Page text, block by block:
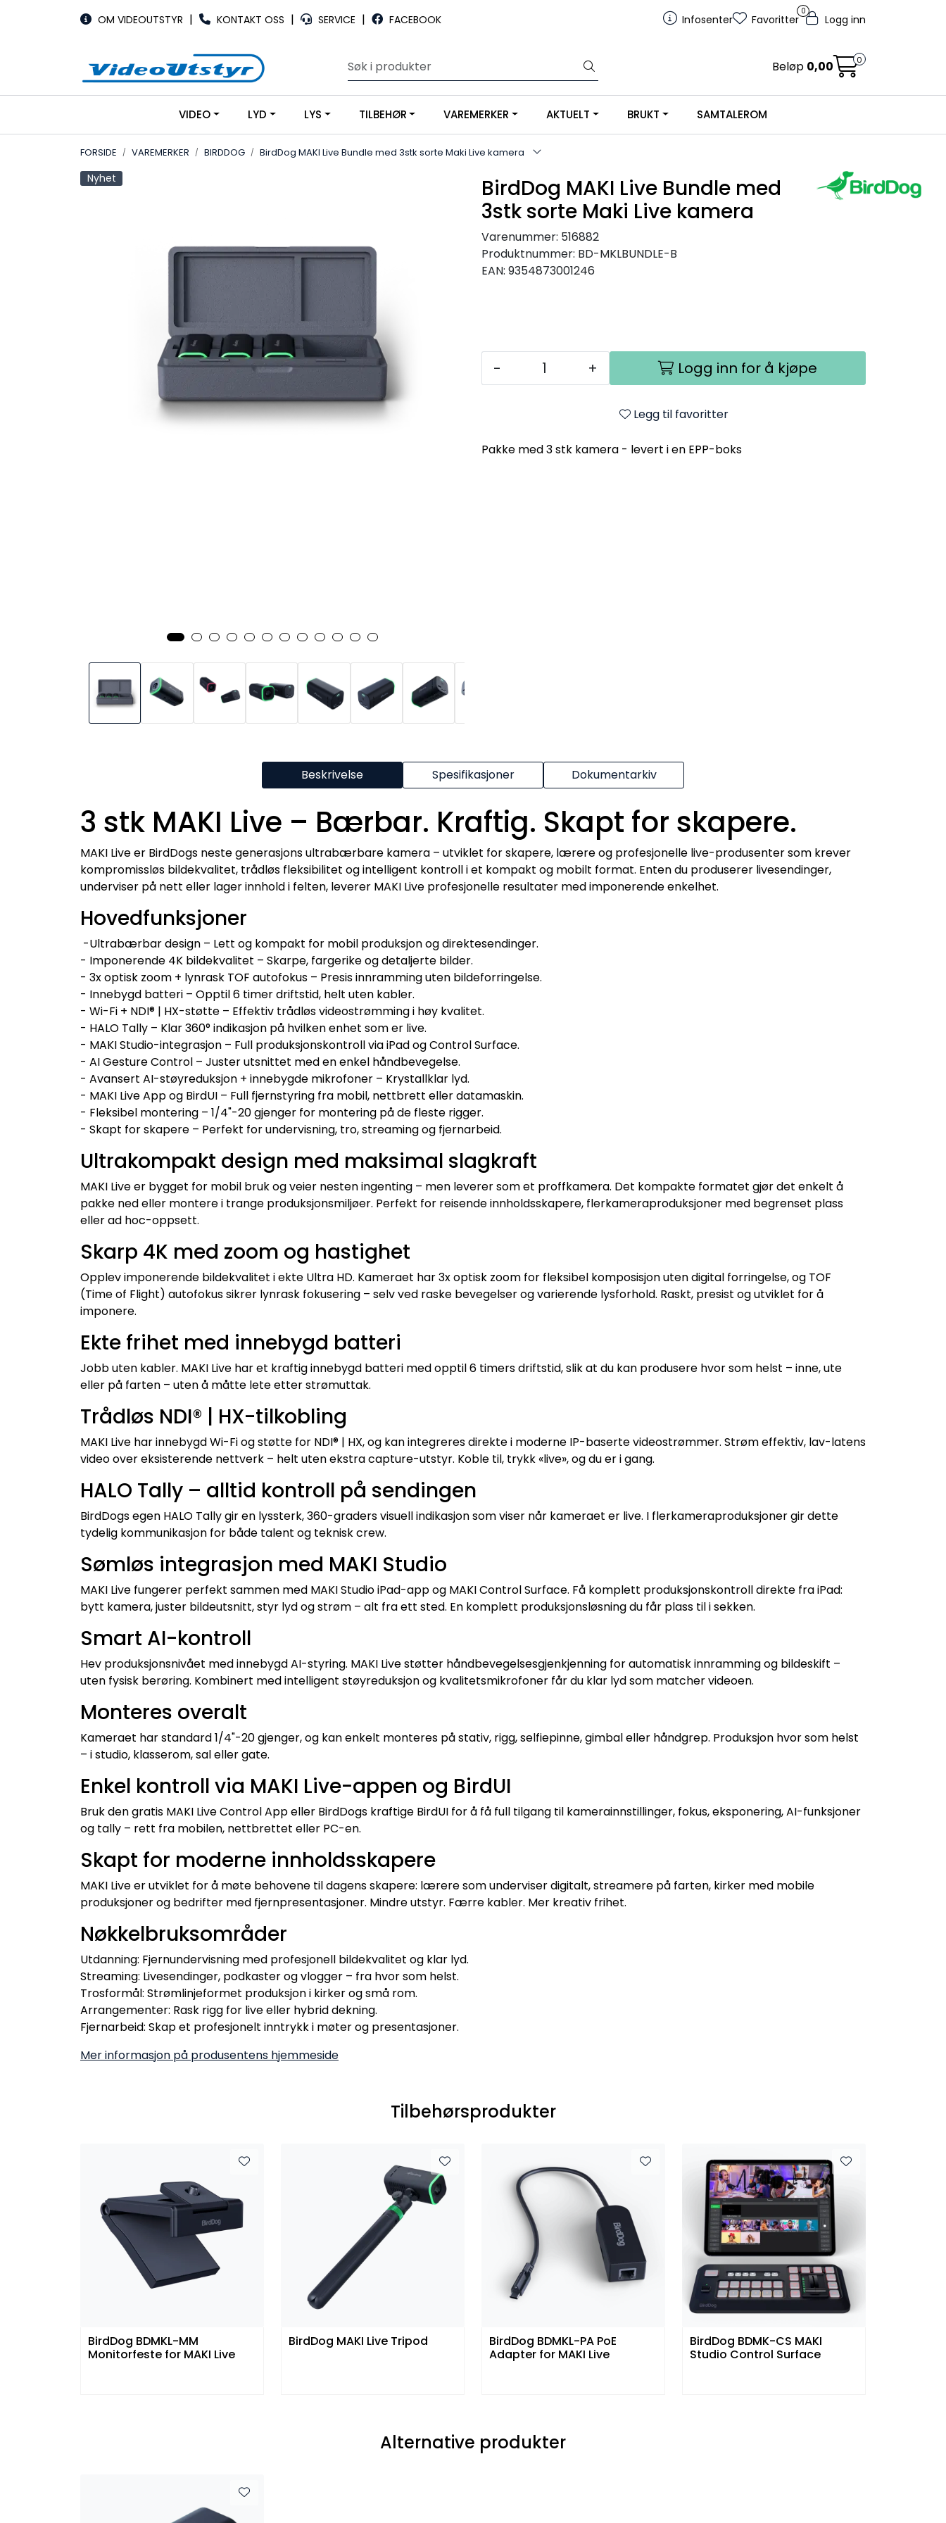
OM VIDEOUTSTYR | KONTAKT OSS | SERVICE | FACEBOOK Infosenter
0
Favoritter Logg inn
Beløp 0,00 0
VIDEO LYD LYS TILBEHØR VAREMERKER AKTUELT BRUKT SAMTALEROM
FORSIDE VAREMERKER BIRDDOG BirdDog MAKI Live Bundle med 3stk sorte Maki Live kamera
Nyhet
BirdDog MAKI Live Bundle med
3stk sorte Maki Live kamera
Varenummer: 516882
Produktnummer: BD-MKLBUNDLE-B
EAN: 9354873001246
- + Logg inn for å kjøpe
Legg til favoritter
Pakke med 3 stk kamera - levert i en EPP-boks
Beskrivelse Spesifikasjoner Dokumentarkiv
3 stk MAKI Live – Bærbar. Kraftig. Skapt for skapere.
MAKI Live er BirdDogs neste generasjons ultrabærbare kamera – utviklet for skapere, lærere og profesjonelle live-produsenter som krever
kompromissløs bildekvalitet, trådløs fleksibilitet og intelligent kontroll i et kompakt og mobilt format. Enten du produserer livesendinger,
underviser på nett eller lager innhold i felten, leverer MAKI Live profesjonelle resultater med imponerende enkelhet.
Hovedfunksjoner
-Ultrabærbar design – Lett og kompakt for mobil produksjon og direktesendinger.
- Imponerende 4K bildekvalitet – Skarpe, fargerike og detaljerte bilder.
- 3x optisk zoom + lynrask TOF autofokus – Presis innramming uten bildeforringelse.
- Innebygd batteri – Opptil 6 timer driftstid, helt uten kabler.
- Wi-Fi + NDI® | HX-støtte – Effektiv trådløs videostrømming i høy kvalitet.
- HALO Tally – Klar 360° indikasjon på hvilken enhet som er live.
- MAKI Studio-integrasjon – Full produksjonskontroll via iPad og Control Surface.
- AI Gesture Control – Juster utsnittet med en enkel håndbevegelse.
- Avansert AI-støyreduksjon + innebygde mikrofoner – Krystallklar lyd.
- MAKI Live App og BirdUI – Full fjernstyring fra mobil, nettbrett eller datamaskin.
- Fleksibel montering – 1/4"-20 gjenger for montering på de fleste rigger.
- Skapt for skapere – Perfekt for undervisning, tro, streaming og fjernarbeid.
Ultrakompakt design med maksimal slagkraft
MAKI Live er bygget for mobil bruk og veier nesten ingenting – men leverer som et proffkamera. Det kompakte formatet gjør det enkelt å
pakke ned eller montere i trange produksjonsmiljøer. Perfekt for reisende innholdsskapere, flerkameraproduksjoner med begrenset plass
eller ad hoc-oppsett.
Skarp 4K med zoom og hastighet
Opplev imponerende bildekvalitet i ekte Ultra HD. Kameraet har 3x optisk zoom for fleksibel komposisjon uten digital forringelse, og TOF
(Time of Flight) autofokus sikrer lynrask fokusering – selv ved raske bevegelser og varierende lysforhold. Raskt, presist og utviklet for å
imponere.
Ekte frihet med innebygd batteri
Jobb uten kabler. MAKI Live har et kraftig innebygd batteri med opptil 6 timers driftstid, slik at du kan produsere hvor som helst – inne, ute
eller på farten – uten å måtte lete etter strømuttak.
Trådløs NDI® | HX-tilkobling
MAKI Live har innebygd Wi-Fi og støtte for NDI® | HX, og kan integreres direkte i moderne IP-baserte videostrømmer. Strøm effektiv, lav-latens
video over eksisterende nettverk – helt uten ekstra capture-utstyr. Koble til, trykk «live», og du er i gang.
HALO Tally – alltid kontroll på sendingen
BirdDogs egen HALO Tally gir en lyssterk, 360-graders visuell indikasjon som viser når kameraet er live. I flerkameraproduksjoner gir dette
tydelig kommunikasjon for både talent og teknisk crew.
Sømløs integrasjon med MAKI Studio
MAKI Live fungerer perfekt sammen med MAKI Studio iPad-app og MAKI Control Surface. Få komplett produksjonskontroll direkte fra iPad:
bytt kamera, juster bildeutsnitt, styr lyd og strøm – alt fra ett sted. En komplett produksjonsløsning du får plass til i sekken.
Smart AI-kontroll
Hev produksjonsnivået med innebygd AI-styring. MAKI Live støtter håndbevegelsesgjenkjenning for automatisk innramming og bildeskift –
uten fysisk berøring. Kombinert med intelligent støyreduksjon og kvalitetsmikrofoner får du klar lyd som matcher videoen.
Monteres overalt
Kameraet har standard 1/4"-20 gjenger, og kan enkelt monteres på stativ, rigg, selfiepinne, gimbal eller håndgrep. Produksjon hvor som helst
– i studio, klasserom, sal eller gate.
Enkel kontroll via MAKI Live-appen og BirdUI
Bruk den gratis MAKI Live Control App eller BirdDogs kraftige BirdUI for å få full tilgang til kamerainnstillinger, fokus, eksponering, AI-funksjoner
og tally – rett fra mobilen, nettbrettet eller PC-en.
Skapt for moderne innholdsskapere
MAKI Live er utviklet for å møte behovene til dagens skapere: lærere som underviser digitalt, streamere på farten, kirker med mobile
produksjoner og bedrifter med fjernpresentasjoner. Mindre utstyr. Færre kabler. Mer kreativ frihet.
Nøkkelbruksområder
Utdanning: Fjernundervisning med profesjonell bildekvalitet og klar lyd.
Streaming: Livesendinger, podkaster og vlogger – fra hvor som helst.
Trosformål: Strømlinjeformet produksjon i kirker og små rom.
Arrangementer: Rask rigg for live eller hybrid dekning.
Fjernarbeid: Skap et profesjonelt inntrykk i møter og presentasjoner.
Mer informasjon på produsentens hjemmeside
Tilbehørsprodukter
BirdDog BDMKL-MM
Monitorfeste for MAKI Live
BirdDog MAKI Live Tripod
BirdDog BDMKL-PA PoE
Adapter for MAKI Live
BirdDog BDMK-CS MAKI
Studio Control Surface
Alternative produkter